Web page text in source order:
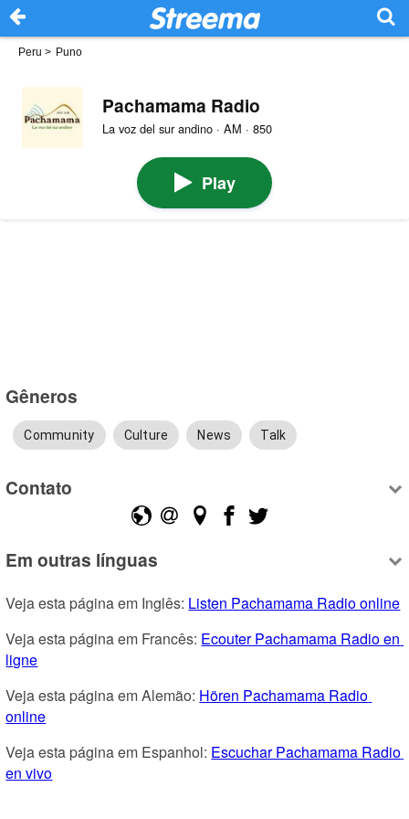
Peru > Puno
Pachamama Radio
La voz del sur andino · AM · 850
Play
Gêneros
Community Culture News Talk
Contato
Em outras línguas
Veja esta página em Inglês: Listen Pachamama Radio online
Veja esta página em Francês: Ecouter Pachamama Radio en
ligne
Veja esta página em Alemão: Hören Pachamama Radio
online
Veja esta página em Espanhol: Escuchar Pachamama Radio
en vivo